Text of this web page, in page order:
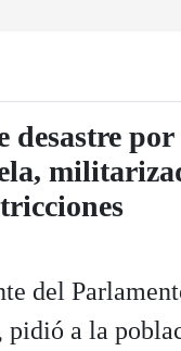
desastre
del
pidió a la